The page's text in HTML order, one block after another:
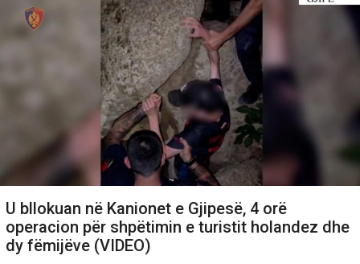
U bllokuan në Kanionet e Gjipesë, 4 orë
operacion për shpëtimin e turistit holandez dhe
dy fëmijëve (VIDEO)